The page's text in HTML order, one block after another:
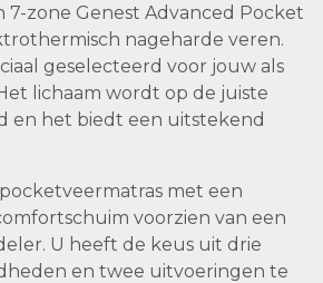
zone Genest Advanced Pocket
nageharde veren.
geselecteerd voor jouw als
lichaam wordt op de juiste
en het biedt een uitstekend
met een
voorzien van een
U heeft de keus uit drie
en twee uitvoeringen te